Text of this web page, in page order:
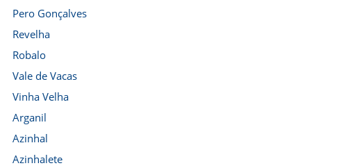
Pero Gonçalves
Revelha
Robalo
Vale de Vacas
Vinha Velha
Arganil
Azinhal
Azinhalete